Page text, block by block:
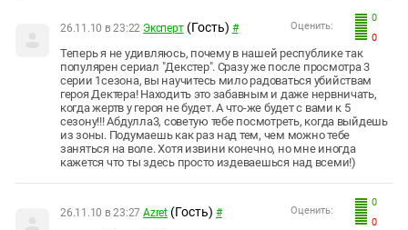
0
0
Оценить:
26.11.10 в 23:22 Эксперт (Гость) #
Теперь я не удивляюсь, почему в нашей республике так
популярен сериал "Декстер". Сразу же после просмотра 3
серии 1сезона, вы научитесь мило радоваться убийствам
героя Дектера! Находить это забавным и даже нервничать,
когда жертв у героя не будет. А что-же будет с вами к 5
сезону!!! Абдулла3, советую тебе посмотреть, когда выйдешь
из зоны. Подумаешь как раз над тем, чем можно тебе
заняться на воле. Хотя извини конечно, но мне иногда
кажется что ты здесь просто издеваешься над всеми!)
0
0
Оценить:
26.11.10 в 23:27 Azret (Гость) #